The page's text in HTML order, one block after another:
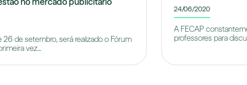
26 de setembro, será realizado o Fórum
vez...
24/06/2020
A FECAP
professores para